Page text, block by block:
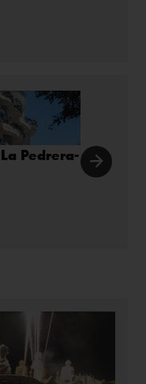
Pedrera-